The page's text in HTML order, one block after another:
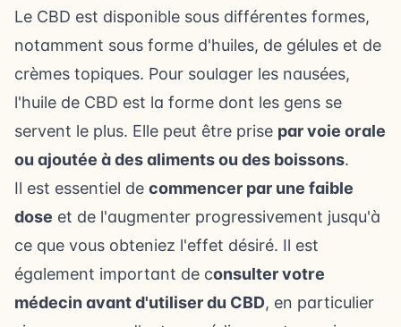
Le CBD est disponible sous différentes formes,
notamment sous forme d'huiles, de gélules et de
crèmes topiques. Pour soulager les nausées,
l'huile de CBD est la forme dont les gens se
servent le plus. Elle peut être prise par voie orale
ou ajoutée à des aliments ou des boissons.
Il est essentiel de commencer par une faible
dose et de l'augmenter progressivement jusqu'à
ce que vous obteniez l'effet désiré. Il est
également important de consulter votre
médecin avant d'utiliser du CBD, en particulier